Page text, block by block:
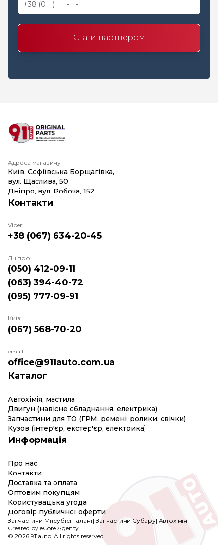
Стати партнером
Адреса магазину
Київ, Софіївська Борщагівка,
вул. Щаслива, 50
Дніпро, вул. Робоча, 152
Каталог
Автохімія, мастила
Двигун (навісне обладнання, електрика)
Запчастини для ТО (ГРМ, ремені, ролики, свічки)
Кузов (інтер'єр, екстер'єр, електрика)
Информація
Про нас
Контакти
Доставка та оплата
Оптовим покупцям
Користувацька угода
Договір публичної оферти
Контакти
Viber:
+38 (067) 634-20-45
Дніпро:
(050) 412-09-11
(063) 394-40-72
(095) 777-09-91
Київ:
(067) 568-70-20
email:
office@911auto.com.ua
Created by eCore.Agency
Запчастини Мітсубісі Галант|Запчастини Субару| Автохімія
© 2026 911auto. All rights reserved